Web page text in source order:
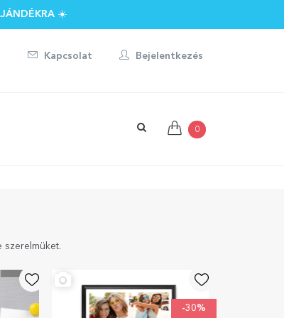
☀️
Kapcsolat Bejelentkezés
0
-30%